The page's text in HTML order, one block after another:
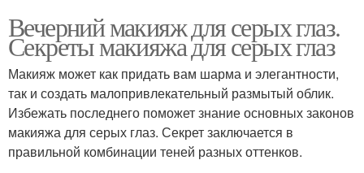
Вечерний макияж для серых глаз.
Секреты макияжа для серых глаз
Макияж может как придать вам шарма и элегантности,
так и создать малопривлекательный размытый облик.
Избежать последнего поможет знание основных законов
макияжа для серых глаз. Секрет заключается в
правильной комбинации теней разных оттенков.